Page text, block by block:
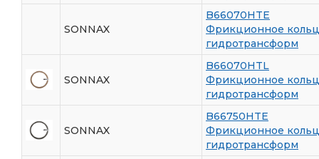
SONNAX
B66070HTE
Фрикционное
гидротрансформ
SONNAX
B66070HTL
Фрикционное
гидротрансформ
SONNAX
B66750HTE
Фрикционное
гидротрансформ